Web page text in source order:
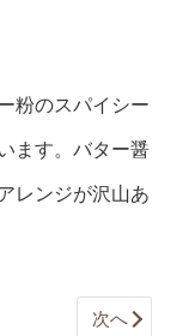
粉のスパイシー
ます。バター醤
レンジが沢山あ
次へ